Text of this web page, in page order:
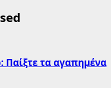
Παίξτε τα αγαπημένα